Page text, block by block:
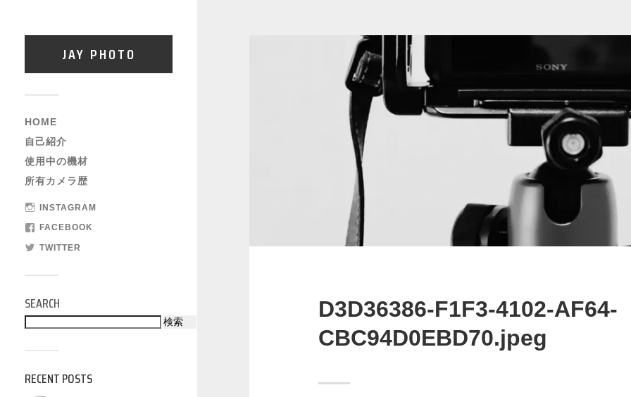
JAY PHOTO
HOME
自己紹介
使用中の機材
所有カメラ歴
INSTAGRAM
FACEBOOK
TWITTER
SEARCH
検索
RECENT POSTS
D3D36386-F1F3-4102-AF64-
CBC94D0EBD70.jpeg